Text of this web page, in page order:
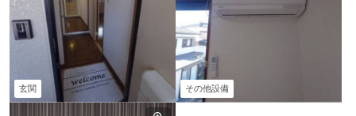
玄関 その他設備